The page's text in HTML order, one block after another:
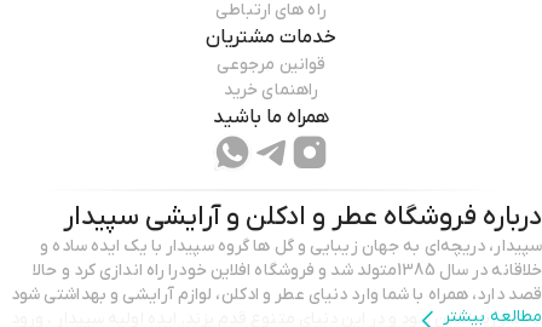
راه های ارتباطی
خدمات مشتریان
قوانین مرجوعی
راهنمای خرید
همراه ما باشید
درباره فروشگاه عطر و ادکلن و آرایشی سپیدار
سپیدار، دریچه‌ای به جهان زیبایی و گل ها گروه سپیدار با یک ایده‌ ساده و
خلاقانه در سال 1385متولد شد و فروشگاه افلاین خودرا راه اندازی کرد و حالا
قصد دارد، همراه با شما وارد دنیای عطر و ادکلن، لوازم آرایشی و بهداشتی شود
مطالعه بیشتر